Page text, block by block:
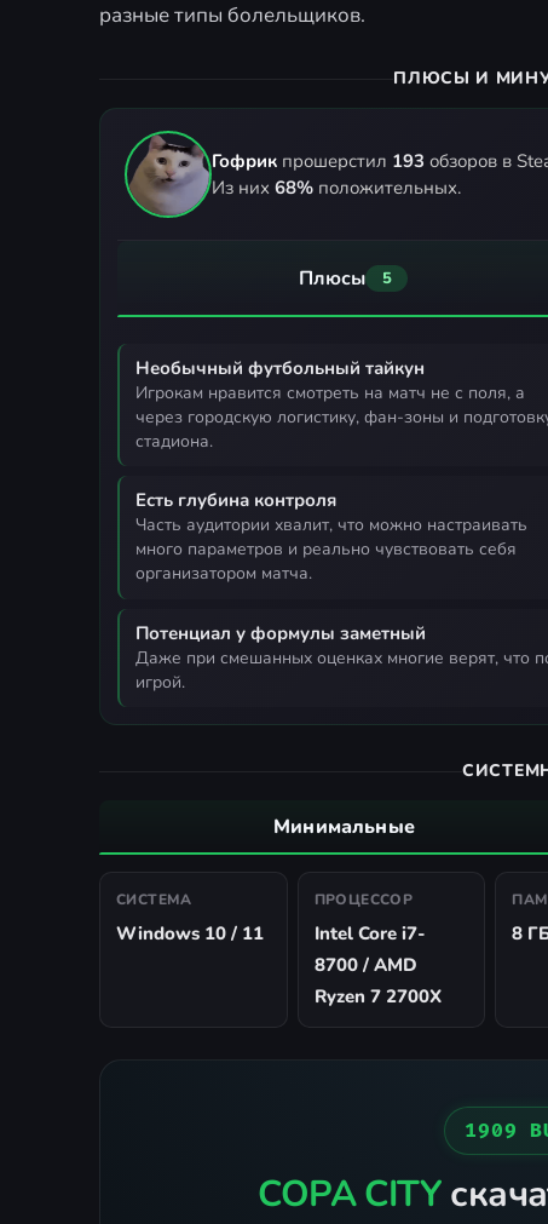
разные типы болельщиков.
ПЛЮСЫ И
Гофрик прошерстил 193 обзоров в
Из них 68% положительных.
Плюсы 5
Необычный футбольный тайкун
игрокам нравится смотреть на матч не с поля, а
через городскую логистику, фан-зоны и
стадиона.
Есть глубина контроля
часть аудитории хвалит, что можно настраивать
много параметров и реально чувствовать себя
организатором матча.
Потенциал у формулы заметный
даже при смешанных оценках многие верят, что после патчей это может стать редкой удачной management-
игрой.
Минимальные
СИСТЕМА
Windows 10 / 11
ПРОЦЕССОР
Intel Core i7-
8700 / AMD
Ryzen 7 2700X
8
1909
COPA CITY